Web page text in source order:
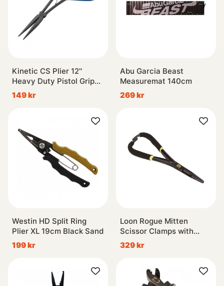
Kinetic CS Plier 12''
Heavy Duty Pistol Grip
Blue/Black
149 kr
Abu Garcia Beast
Measuremat 140cm
269 kr
Westin HD Split Ring
Plier XL 19cm Black Sand
199 kr
Loon Rogue Mitten
Scissor Clamps with
Comfy Grip
329 kr